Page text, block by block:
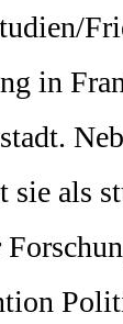
in
sie als